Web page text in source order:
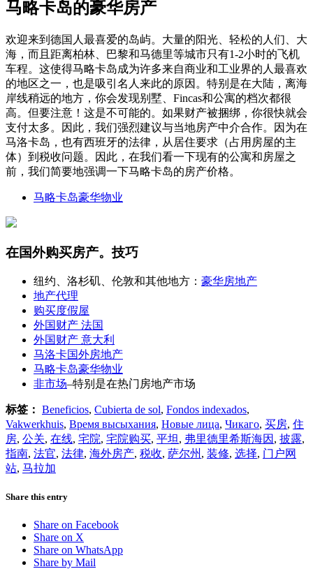
马略卡岛的豪华房产
欢迎来到德国人最喜爱的岛屿。大量的阳光、轻松的人们、大
海，而且距离柏林、巴黎和马德里等城市只有1-2小时的飞机
车程。这使得马略卡岛成为许多来自商业和工业界的人最喜欢
的地区之一，也是吸引名人来此的原因。特别是在大陆，离海
岸线稍远的地方，你会发现别墅、Fincas和公寓的档次都很
高。但要注意！这是不可能的。如果财产被捆绑，你很快就会
支付太多。因此，我们强烈建议与当地房产中介合作。因为在
马洛卡岛，也有西班牙的法律，从居住要求（占用房屋的主
体）到税收问题。因此，在我们看一下现有的公寓和房屋之
前，我们简要地强调一下马略卡岛的房产价格。
马略卡岛豪华物业
在国外购买房产。技巧
纽约、洛杉矶、伦敦和其他地方： 豪华房地产
地产代理
购买度假屋
外国财产 法国
外国财产 意大利
马洛卡国外房地产
马略卡岛豪华物业
非市场–特别是在热门房地产市场
标签： Beneficios, Cubierta de sol, Fondos indexados,
Vakwerkhuis, Время высыхания, Новые лица, Чикаго, 买房, 住
房, 公关, 在线, 宅院, 宅院购买, 平坦 , 弗里德里希斯海因 , 披露,
指南, 法官, 法律, 海外房产, 税收, 萨尔州 , 装修, 选择, 门户网
站, 马拉加
Share this entry
Share on Facebook
Share on X
Share on WhatsApp
Share by Mail